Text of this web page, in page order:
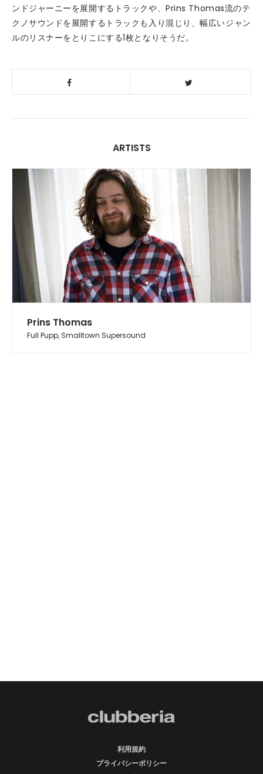
ンドジャーニーを展開するトラックや、Prins Thomas流のテ
クノサウンドを展開するトラックも入り混じり、幅広いジャン
ルのリスナーをとりこにする1枚となりそうだ。
ARTISTS
Prins Thomas
Full Pupp, Smalltown Supersound
利用規約
プライバシーポリシー